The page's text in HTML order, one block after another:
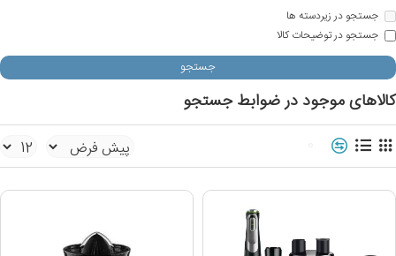
جستجو در زیردسته ها
جستجو در توضیحات کالا
جستجو
کالاهای موجود در ضوابط جستجو